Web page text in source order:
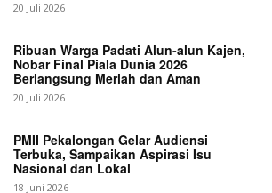
20 Juli 2026
Ribuan Warga Padati Alun-alun Kajen,
Nobar Final Piala Dunia 2026
Berlangsung Meriah dan Aman
20 Juli 2026
PMII Pekalongan Gelar Audiensi
Terbuka, Sampaikan Aspirasi Isu
Nasional dan Lokal
18 Juni 2026